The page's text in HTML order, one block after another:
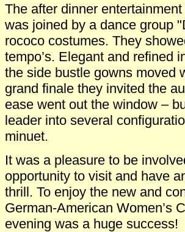
The after dinner
was joined by a dance group
rococo costumes. They
tempo’s. Elegant and refined
the side bustle gowns moved
grand finale they invited the
ease went out the window –
leader into several
minuet.
It was a pleasure to be
opportunity to visit and have
thrill. To enjoy the new and
German-American Women’s
evening was a huge success!